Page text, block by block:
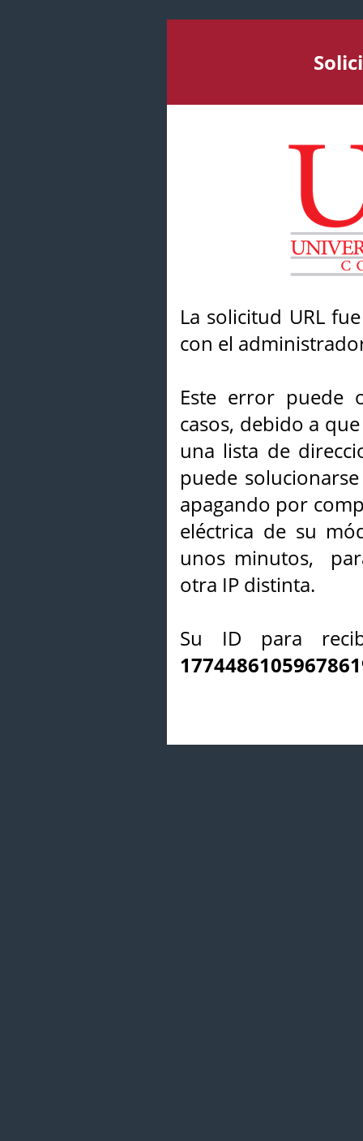
La solicitud URL
con el
Este error puede
casos, debido a
una lista de
puede
apagando por
eléctrica de su
unos minutos,
otra IP distinta.
Su ID para